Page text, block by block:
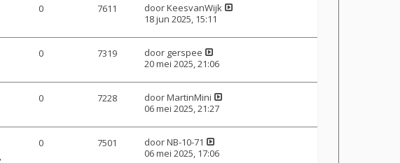
0 7611 doorKeesvanWijk
18 jun 2025, 15:11
0 7319 door gerspee
20 mei 2025, 21:06
0 7228 doorMartinMini
06 mei 2025, 21:27
0 7501 doorNB-10-71
06 mei 2025, 17:06